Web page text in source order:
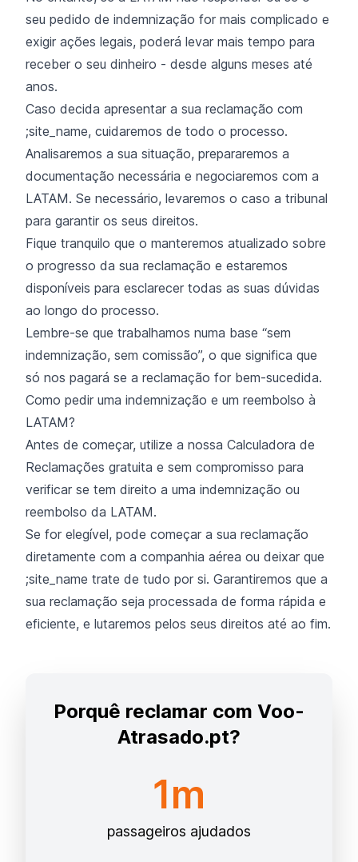
seu pedido de indemnização for mais complicado e
exigir ações legais, poderá levar mais tempo para
receber o seu dinheiro - desde alguns meses até
anos.
Caso decida apresentar a sua reclamação com
;site_name, cuidaremos de todo o processo.
Analisaremos a sua situação, prepararemos a
documentação necessária e negociaremos com a
LATAM. Se necessário, levaremos o caso a tribunal
para garantir os seus direitos.
Fique tranquilo que o manteremos atualizado sobre
o progresso da sua reclamação e estaremos
disponíveis para esclarecer todas as suas dúvidas
ao longo do processo.
Lembre-se que trabalhamos numa base “sem
indemnização, sem comissão”, o que significa que
só nos pagará se a reclamação for bem-sucedida.
Como pedir uma indemnização e um reembolso à
LATAM?
Antes de começar, utilize a nossa Calculadora de
Reclamações gratuita e sem compromisso para
verificar se tem direito a uma indemnização ou
reembolso da LATAM.
Se for elegível, pode começar a sua reclamação
diretamente com a companhia aérea ou deixar que
;site_name trate de tudo por si. Garantiremos que a
sua reclamação seja processada de forma rápida e
eficiente, e lutaremos pelos seus direitos até ao fim.
Porquê reclamar com Voo-
Atrasado.pt?
1m
passageiros ajudados